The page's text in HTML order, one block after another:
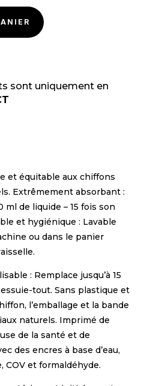
sont uniquement en
et équitable aux chiffons
Extrêmement absorbant :
ml de liquide – 15 fois son
et hygiénique : Lavable
ou dans le panier
: Remplace jusqu’à 15
tout. Sans plastique et
l’emballage et la bande
naturels. Imprimé de
de la santé et de
des encres à base d’eau,
COV et formaldéhyde.